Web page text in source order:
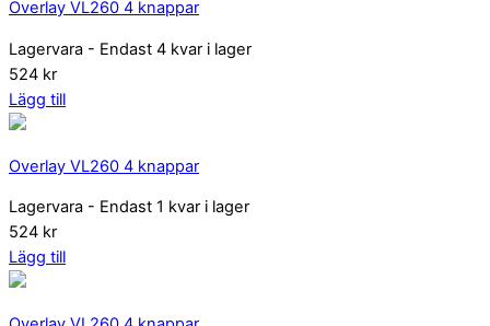
Overlay VL260 4 knappar
Lagervara - Endast 4 kvar i lager
524 kr
Lägg till
Overlay VL260 4 knappar
Lagervara - Endast 1 kvar i lager
524 kr
Lägg till